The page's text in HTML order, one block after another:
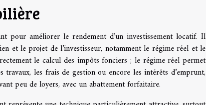
pour améliorer le rendement d’un investissement locatif. Il
et le projet de l’investisseur, notamment le régime réel et le
le calcul des impôts fonciers ; le régime réel permet
les frais de gestion ou encore les intérêts d’emprunt,
peu de loyers, avec un abattement forfaitaire.